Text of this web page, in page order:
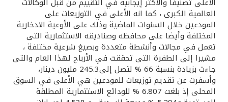
تركيا
مصر
المملكة المتحدة
مملكة البحرين
العالمية الكبرى ، كما انه الأعلى في التوزيعات على
المودعين خلال السنوات الماضية وذلك على الأوعية الادخارية
المختلفة وأيضا على محافظه وصناديقه الاستثمارية التى
تعمل في مجالات وأنشطة متعددة وبصيغ شرعية مختلفة ،
مشيرا إلى الطفرة التى تحققت في الأرباح لهذا العام والتى
جاءت بزيادة بنسبة 66 % لتصل إلى245.3 مليون دينار،
وأسفرت عن تقديم توزيعات للمودعين هي الأعلى في السوق
المحلى إذ بلغت 6.807 % للودائع الاستثمارية المطلقة